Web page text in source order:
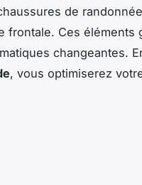
de
frontale. Ces
changeantes.
, vous optimiserez